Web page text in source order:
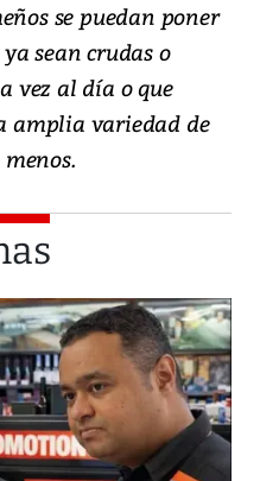
se puedan poner
sean crudas o
vez al día o que
amplia variedad de